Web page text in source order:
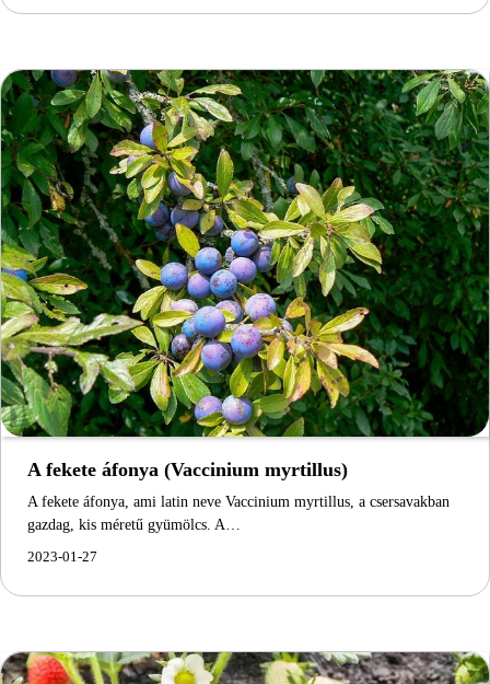
A fekete áfonya (Vaccinium myrtillus)
A fekete áfonya, ami latin neve Vaccinium myrtillus, a csersavakban
gazdag, kis méretű gyümölcs. A…
2023-01-27